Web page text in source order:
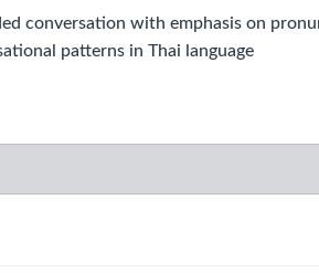
with emphasis on
patterns in Thai language